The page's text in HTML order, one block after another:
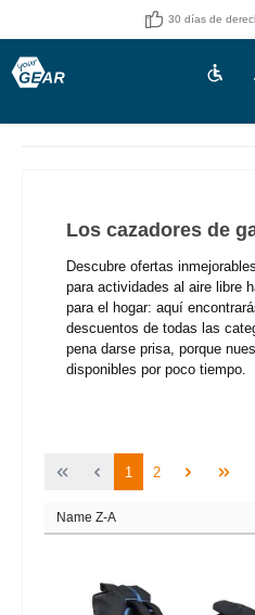
30 días de
Los cazadores de
Descubre ofertas
para actividades al aire libre
para el hogar: aquí
descuentos de todas las
pena darse prisa, porque
disponibles por poco tiempo.
Página
1 Página
2